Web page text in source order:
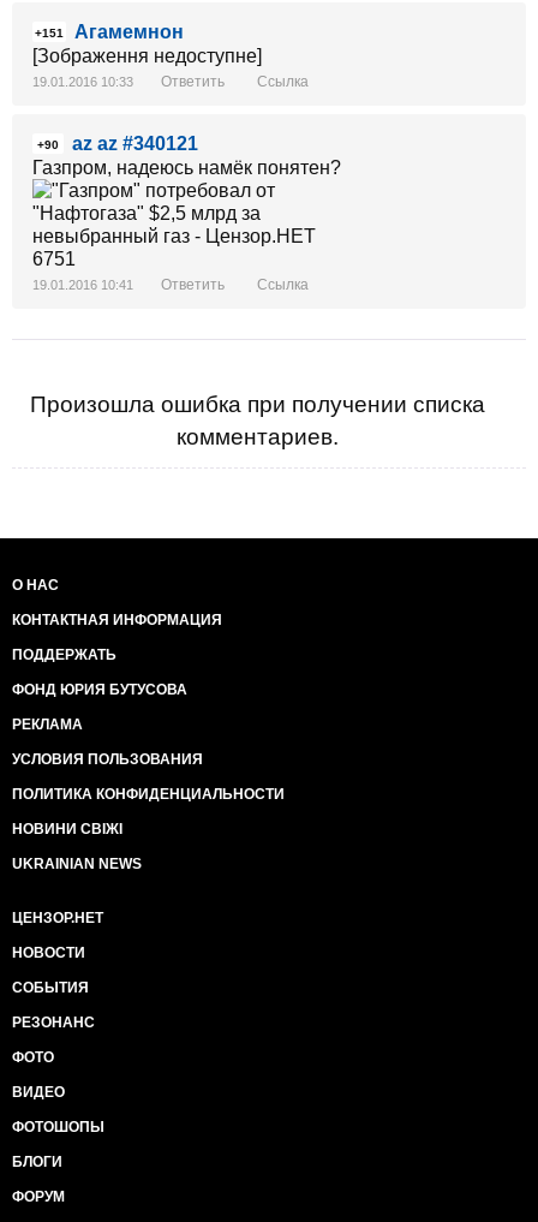
+151
Агамемнон
[Зображення недоступне]
19.01.2016 10:33 Ответить Ссылка
+90
az az #340121
Газпром, надеюсь намёк понятен?
19.01.2016 10:41 Ответить Ссылка
Произошла ошибка при получении списка
комментариев.
О НАС
КОНТАКТНАЯ ИНФОРМАЦИЯ
ПОДДЕРЖАТЬ
ФОНД ЮРИЯ БУТУСОВА
РЕКЛАМА
УСЛОВИЯ ПОЛЬЗОВАНИЯ
ПОЛИТИКА КОНФИДЕНЦИАЛЬНОСТИ
НОВИНИ СВІЖІ
UKRAINIAN NEWS
ЦЕНЗОР.НЕТ
НОВОСТИ
СОБЫТИЯ
РЕЗОНАНС
ФОТО
ВИДЕО
ФОТОШОПЫ
БЛОГИ
ФОРУМ